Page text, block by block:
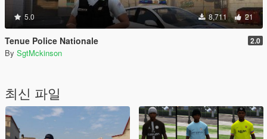
5.0 8,711 21
Tenue Police Nationale 2.0
By SgtMckinson
최신 파일